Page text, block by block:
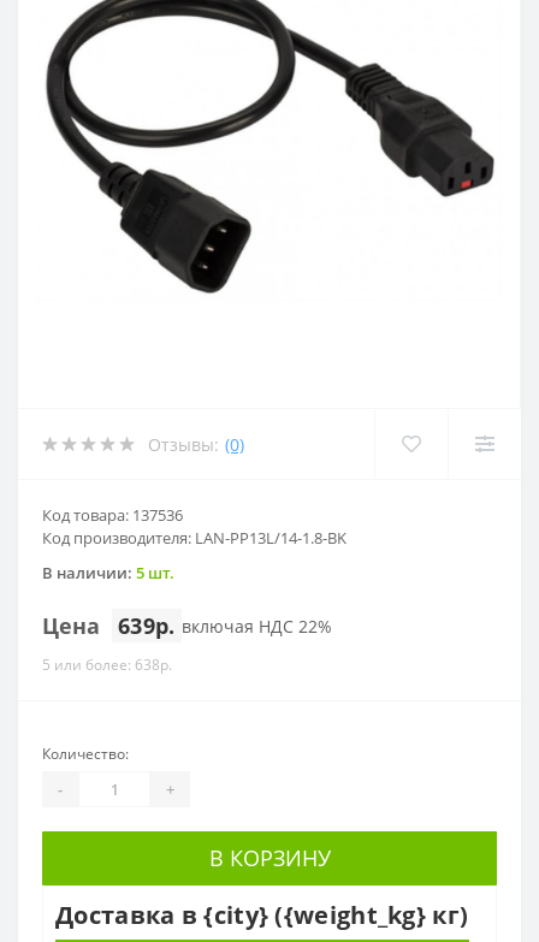
Отзывы: (0)
Код товара: 137536
Код производителя: LAN-PP13L/14-1.8-BK
В наличии: 5 шт.
Цена 639р. включая НДС 22%
5 или более: 638р.
Количество:
- +
В КОРЗИНУ
Доставка в {city} ({weight_kg} кг)